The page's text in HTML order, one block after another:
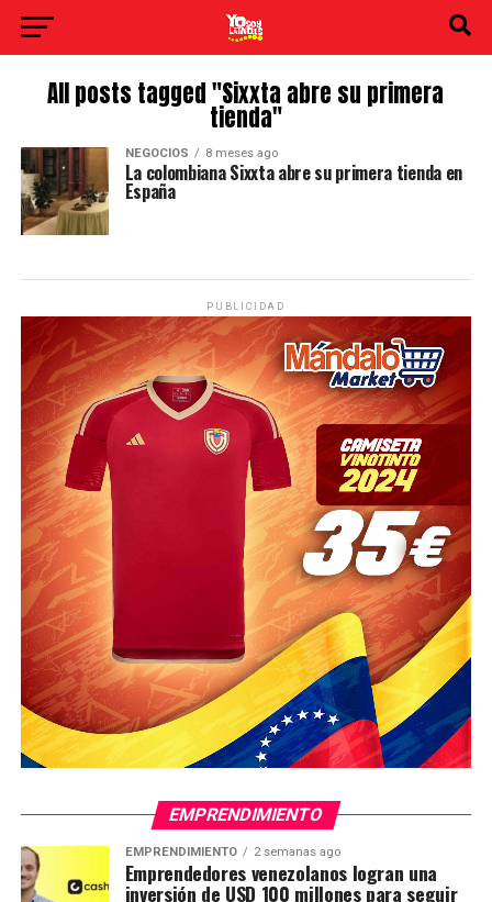
All posts tagged "Sixxta abre su primera
tienda"
NEGOCIOS 8 meses ago
La colombiana Sixxta abre su primera tienda en
España
PUBLICIDAD
EMPRENDIMIENTO
EMPRENDIMIENTO 2 semanas ago
Emprendedores venezolanos logran una
inversión de USD 100 millones para seguir